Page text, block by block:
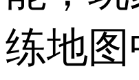
练地